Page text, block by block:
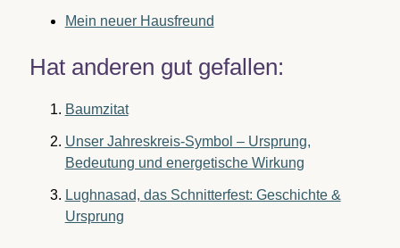
Mein neuer Hausfreund
Hat anderen gut gefallen:
Baumzitat
Unser Jahreskreis-Symbol – Ursprung,
Bedeutung und energetische Wirkung
Lughnasad, das Schnitterfest: Geschichte &
Ursprung